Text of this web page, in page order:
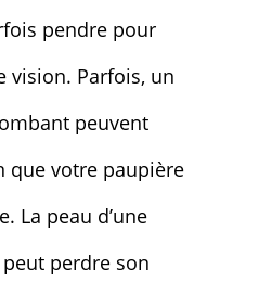
pendre pour
vision. Parfois, un
peuvent
que votre paupière
La peau d’une
perdre son